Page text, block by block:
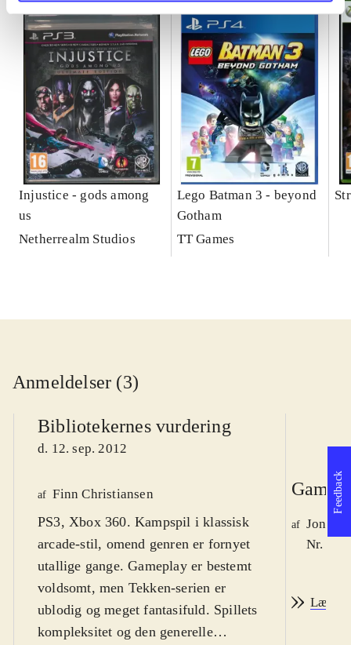
Injustice - gods among
us
Netherrealm Studios
Lego Batman 3 - beyond
Gotham
TT Games
Anmeldelser (3)
Bibliotekernes vurdering
d. 12. sep. 2012
af Finn Christiansen
PS3, Xbox 360. Kampspil i klassisk
arcade-stil, omend genren er fornyet
utallige gange. Gameplay er bestemt
voldsomt, men Tekken-serien er
ublodig og meget fantasifuld. Spillets
kompleksitet og den generelle
Game
af Jonas
Nr.
Læs
Feedback